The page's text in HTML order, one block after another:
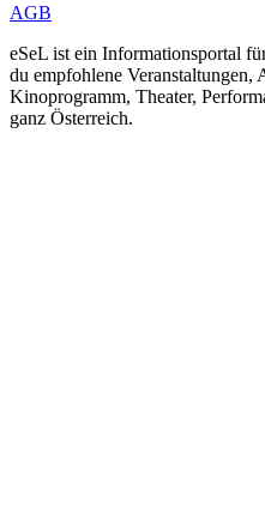
AGB
eSeL ist ein Informationsportal
du empfohlene Veranstaltungen,
Kinoprogramm, Theater,
ganz Österreich.